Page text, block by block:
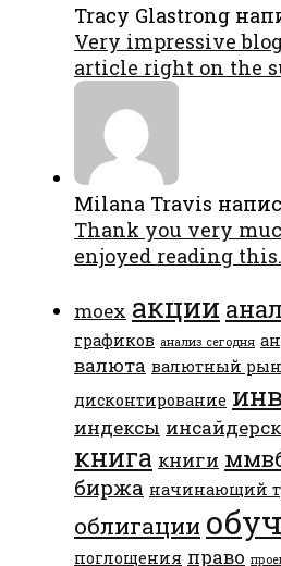
Tracy Glastrong
Very impressive
article right on the
Milana Travis
Thank you very
enjoyed reading
moex акции
графиков анализ сегодня
валюта валютный
дисконтирование
индексы
книга книги
биржа начинающий
облигации
поглощения право